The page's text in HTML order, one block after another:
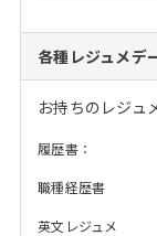
各種レジュメデ
お持ちのレジュ
履歴書：
職種経歴書
英文レジュメ